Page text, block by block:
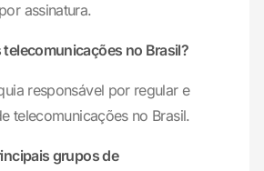
assinatura.
telecomunicações no Brasil?
responsável por regular e
telecomunicações no Brasil.
grupos de